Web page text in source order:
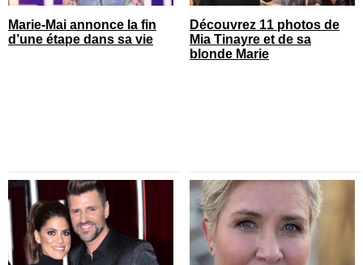
Marie-Mai annonce la fin
d’une étape dans sa vie
Découvrez 11 photos de
Mia Tinayre et de sa
blonde Marie